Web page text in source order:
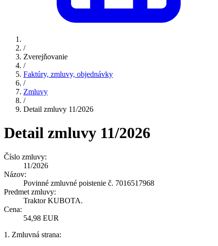
/
Zverejňovanie
/
Faktúry, zmluvy, objednávky
/
Zmluvy
/
Detail zmluvy 11/2026
Detail zmluvy 11/2026
Číslo zmluvy:
11/2026
Názov:
Povinné zmluvné poistenie č. 7016517968
Predmet zmluvy:
Traktor KUBOTA.
Cena:
54,98 EUR
1. Zmluvná strana: